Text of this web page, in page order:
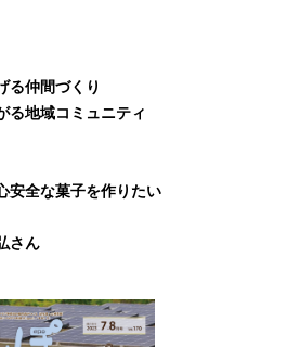
る仲間づくり
る地域コミュニティ
安全な菓子を作りたい
さん